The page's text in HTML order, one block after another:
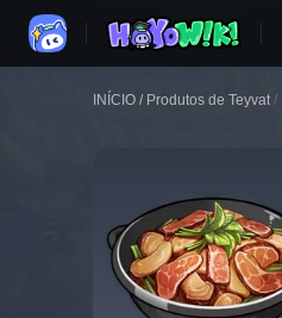
INÍCIO / Produtos de Teyvat /